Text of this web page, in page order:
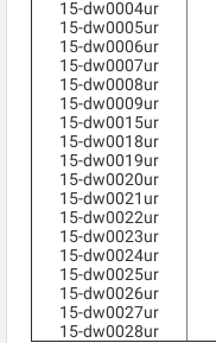
15-dw0004ur
15-dw0005ur
15-dw0006ur
15-dw0007ur
15-dw0008ur
15-dw0009ur
15-dw0015ur
15-dw0018ur
15-dw0019ur
15-dw0020ur
15-dw0021ur
15-dw0022ur
15-dw0023ur
15-dw0024ur
15-dw0025ur
15-dw0026ur
15-dw0027ur
15-dw0028ur